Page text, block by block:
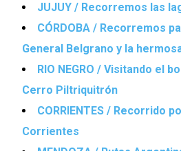
JUJUY / Recorremos las
CÓRDOBA / Recorremos
General Belgrano y la
RIO NEGRO / Visitando el
Cerro Piltriquitrón
CORRIENTES / Recorrido
Corrientes